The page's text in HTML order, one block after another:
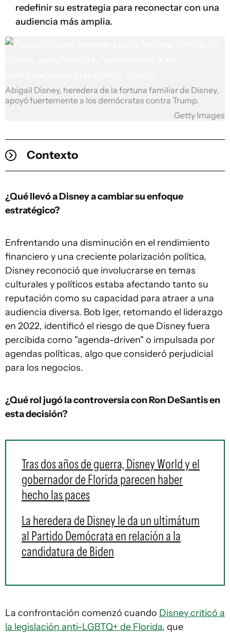
redefinir su estrategia para reconectar con una
audiencia más amplia.
Abigail Disney, heredera de la fortuna familiar de Disney,
apoyó fuertemente a los demócratas contra Trump.
Getty Images
Contexto
¿Qué llevó a Disney a cambiar su enfoque
estratégico?
Enfrentando una disminución en el rendimiento
financiero y una creciente polarización política,
Disney reconoció que involucrarse en temas
culturales y políticos estaba afectando tanto su
reputación como su capacidad para atraer a una
audiencia diversa. Bob Iger, retomando el liderazgo
en 2022, identificó el riesgo de que Disney fuera
percibida como "agenda-driven" o impulsada por
agendas políticas, algo que consideró perjudicial
para los negocios.
¿Qué rol jugó la controversia con Ron DeSantis en
esta decisión?
Tras dos años de guerra, Disney World y el
gobernador de Florida parecen haber
hecho las paces
La heredera de Disney le da un ultimátum
al Partido Demócrata en relación a la
candidatura de Biden
La confrontación comenzó cuando Disney criticó a
la legislación anti-LGBTQ+ de Florida, que